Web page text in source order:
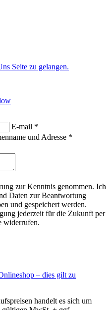
Seite zu gelangen.
E-mail *
und Adresse *
zur Kenntnis genommen. Ich
Daten zur Beantwortung
und gespeichert werden.
jederzeit für die Zukunft per
widerrufen.
– dies gilt zu
handelt es sich um